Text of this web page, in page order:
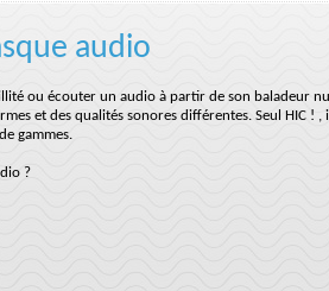
audio
ou écouter un audio à partir de son baladeur
et des qualités sonores différentes. Seul HIC !
gammes.
?